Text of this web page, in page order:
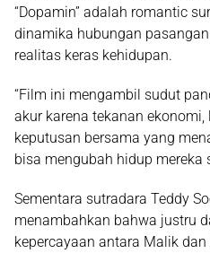
“Dopamin” adalah romantic
dinamika hubungan
realitas keras kehidupan.
“Film ini mengambil sudut
akur karena tekanan
keputusan bersama yang
bisa mengubah hidup mereka
Sementara sutradara Teddy
menambahkan bahwa justru
kepercayaan antara Malik